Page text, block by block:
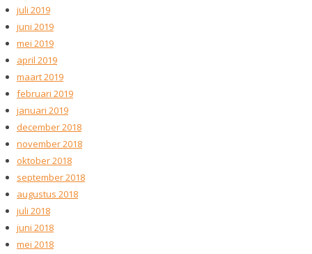
juli 2019
juni 2019
mei 2019
april 2019
maart 2019
februari 2019
januari 2019
december 2018
november 2018
oktober 2018
september 2018
augustus 2018
juli 2018
juni 2018
mei 2018